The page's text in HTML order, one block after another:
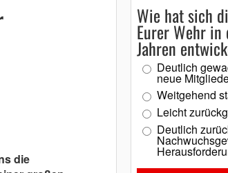
die
Wie hat sich
Eurer Wehr
Jahren
Deutlich
neue
Weitgehend
Leicht
Deutlich